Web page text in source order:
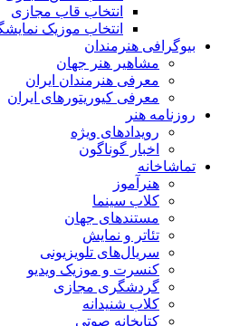
انتخاب قاب مجازی
انتخاب موزیک
بیوگرافی هنرمندان
مشاهیر هنر جهان
معرفی هنرمندان ایران
معرفی کیوریتورهای ایران
روزنامه هنر
رویدادهای ویژه
اخبار گوناگون
تماشاخانه
هنرآموز
کلاب سینما
مستندهای جهان
تئاتر و نمایش
سریال‌های تلویزیونی
کنسرت و موزیک ویدیو
گردشگری مجازی
کلاب شنیدانه
کتابخانه صوتی